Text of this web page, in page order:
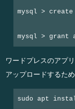
mysql >
mysql >
ワードプレスのアプ
アップロードするた
sudo apt